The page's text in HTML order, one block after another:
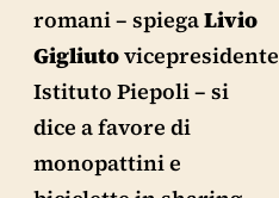
romani – spiegaLivio
Gigliutovicepresidente
Istituto Piepoli – si
dice a favore di
monopattini e